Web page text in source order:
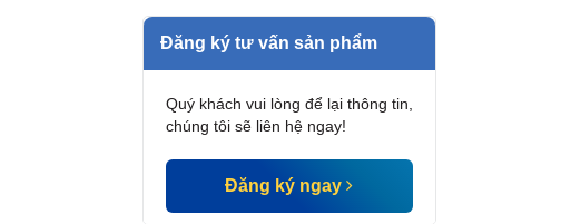
Đăng ký tư vấn sản phẩm
Quý khách vui lòng để lại thông tin,
chúng tôi sẽ liên hệ ngay!
Đăng ký ngay